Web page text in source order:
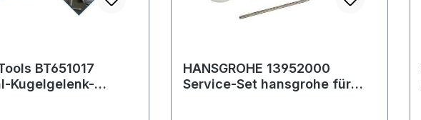
Kugelgelenk-
HANSGROHE 13952000
Service-Set hansgrohe für